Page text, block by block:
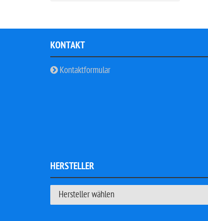
KONTAKT
Kontaktformular
HERSTELLER
Hersteller wählen